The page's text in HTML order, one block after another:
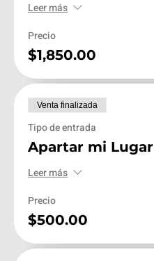
Leer más
Precio
$1,850.00
Venta finalizada
Tipo de entrada
Apartar mi Lugar
Leer más
Precio
$500.00